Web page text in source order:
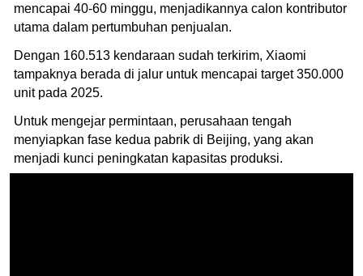
mencapai 40-60 minggu, menjadikannya calon kontributor
utama dalam pertumbuhan penjualan.
Dengan 160.513 kendaraan sudah terkirim, Xiaomi
tampaknya berada di jalur untuk mencapai target 350.000
unit pada 2025.
Untuk mengejar permintaan, perusahaan tengah
menyiapkan fase kedua pabrik di Beijing, yang akan
menjadi kunci peningkatan kapasitas produksi.